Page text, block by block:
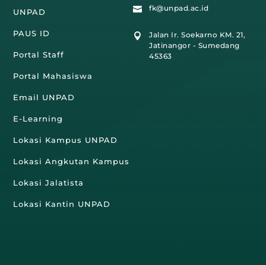
UNPAD
PAUS ID
Portal Staff
Portal Mahasiswa
Email UNPAD
E-Learning
Lokasi Kampus UNPAD
Lokasi Angkutan Kampus
Lokasi Jalatista
Lokasi Kantin UNPAD
 fk@unpad.ac.id

Jalan Ir. Soekarno KM. 21,
Jatinangor - Sumedang
45363